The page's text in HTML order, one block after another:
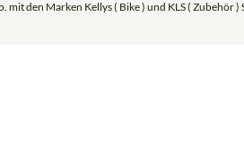
mit den Marken Kellys ( Bike ) und KLS ( Zubehör